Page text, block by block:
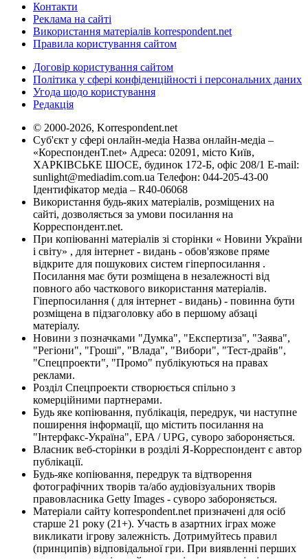
Контакти
Реклама на сайті
Використання матеріалів korrespondent.net
Правила користування сайтом
Договір користування сайтом
Політика у сфері конфіденційності і персональних даних
Угода щодо користування
Редакція
© 2000-2026, Korrespondent.net
Суб'єкт у сфері онлайн-медіа Назва онлайн-медіа –
«КореспонденТ.net» Адреса: 02091, місто Київ,
ХАРКІВСЬКЕ ШОСЕ, будинок 172-Б, офіс 208/1 E-mail:
sunlight@mediadim.com.ua Телефон: 044-205-43-00
Ідентифікатор медіа – R40-06068
Використання будь-яких матеріалів, розміщених на
сайті, дозволяється за умови посилання на
Корреспондент.net.
При копіюванні матеріалів зі сторінки « Новини України
і світу» , для інтернет - видань - обов'язкове пряме
відкрите для пошукових систем гіперпосилання .
Посилання має бути розміщена в незалежності від
повного або часткового використання матеріалів.
Гіперпосилання ( для інтернет - видань) - повинна бути
розміщена в підзаголовку або в першому абзаці
матеріалу.
Новини з позначками "Думка", "Експертиза", "Заява",
"Регіони", "Гроші", "Влада", "Вибори", "Тест-драйв",
"Спецпроекти", "Промо" публікуються на правах
реклами.
Розділ Спецпроекти створюється спільно з
комерційними партнерами.
Будь яке копіювання, публікація, передрук, чи наступне
поширення інформації, що містить посилання на
"Інтерфакс-Україна", EPA / UPG, суворо забороняється.
Власник веб-сторінки в розділі Я-Корреспондент є автор
публікації.
Будь-яке копіювання, передрук та відтворення
фотографічних творів та/або аудіовізуальних творів
правовласника Getty Images - суворо забороняється.
Матеріали сайту korrespondent.net призначені для осіб
старше 21 року (21+). Участь в азартних іграх може
викликати ігрову залежність. Дотримуйтесь правил
(принципів) відповідальної гри. При виявленні перших